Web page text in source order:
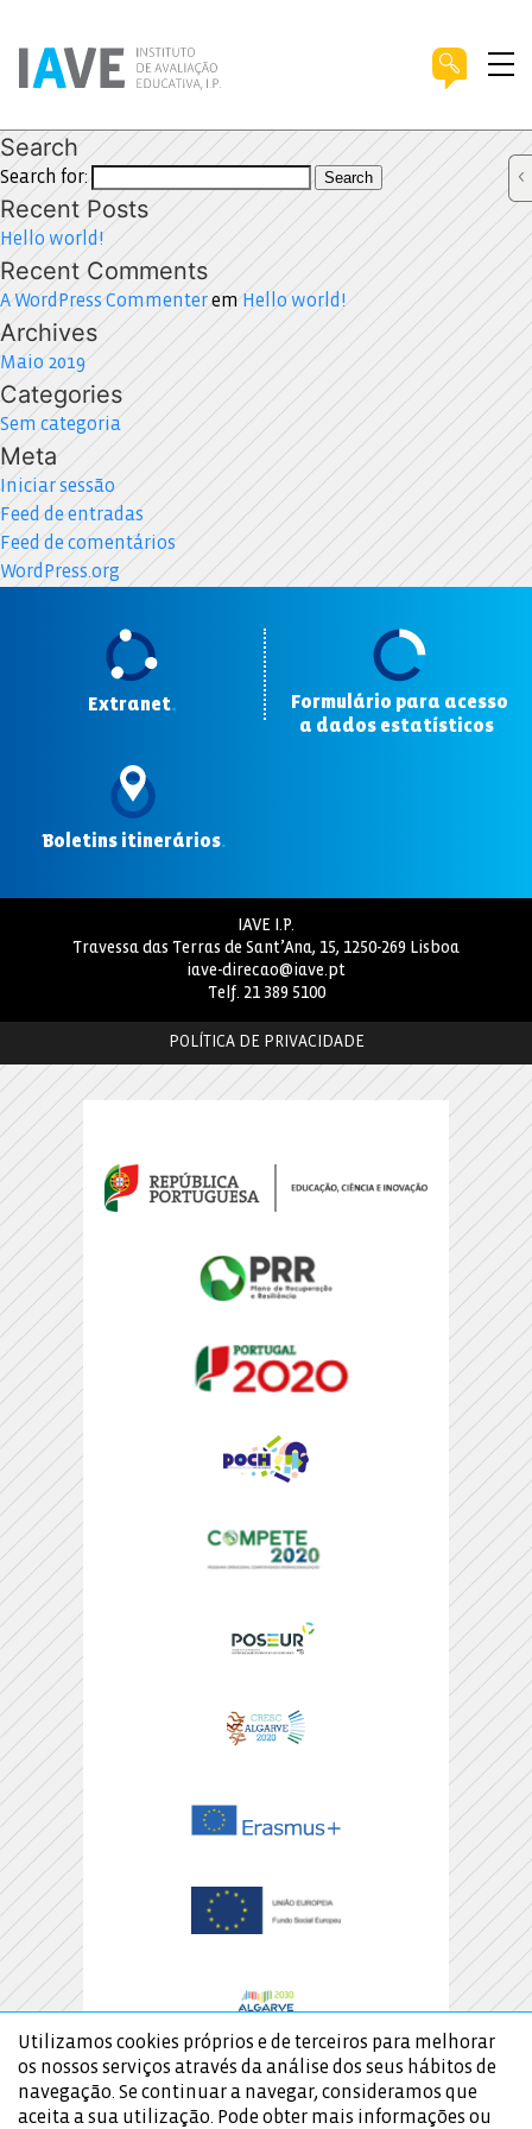
Search
Search for: Search
Recent Posts
Hello world!
Recent Comments
A WordPress Commenterem Hello world!
Archives
Maio 2019
Categories
Sem categoria
Meta
Iniciar sessão
Feed de entradas
Feed de comentários
WordPress.org
Extranet.
Formulário para acesso
a dados estatísticos
Boletins itinerários.
IAVE I.P.
Travessa das Terras de Sant’Ana, 15, 1250-269 Lisboa
iave-direcao@iave.pt
Telf. 21 389 5100
POLÍTICA DE PRIVACIDADE
Utilizamos cookies próprios e de terceiros para melhorar
os nossos serviços através da análise dos seus hábitos de
navegação. Se continuar a navegar, consideramos que
aceita a sua utilização. Pode obter mais informações ou